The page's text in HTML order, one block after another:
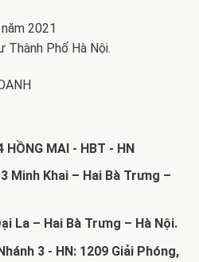
2021
Thành Phố Hà Nội.
MAI - HBT - HN
Minh Khai – Hai Bà Trưng –
La – Hai Bà Trưng – Hà Nội.
3 - HN: 1209 Giải Phóng,